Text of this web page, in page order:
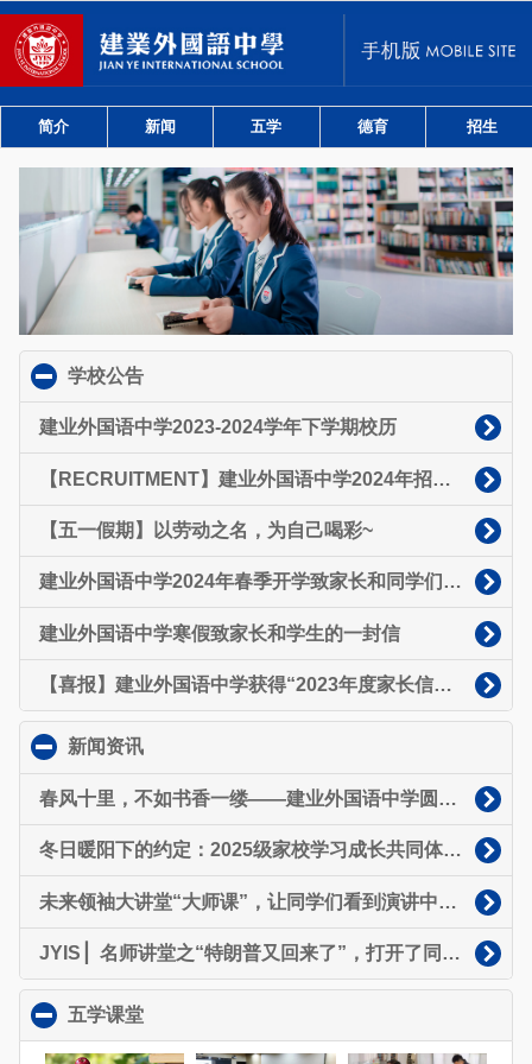
简介 新闻 五学 德育 招生
学校公告
建业外国语中学2023-2024学年下学期校历
【RECRUITMENT】建业外国语中学2024年招聘启事
【五一假期】以劳动之名，为自己喝彩~
建业外国语中学2024年春季开学致家长和同学们的一封信
建业外国语中学寒假致家长和学生的一封信
【喜报】建业外国语中学获得“2023年度家长信赖中小学”荣誉称号
新闻资讯
春风十里，不如书香一缕——建业外国语中学圆满举办省级阅读进校园诵读活动
冬日暖阳下的约定：2025级家校学习成长共同体（家委会）正式启航
未来领袖大讲堂“大师课”，让同学们看到演讲中那个发光的自己~
JYIS ▏名师讲堂之“特朗普又回来了”，打开了同学们的“国际视野”～
五学课堂